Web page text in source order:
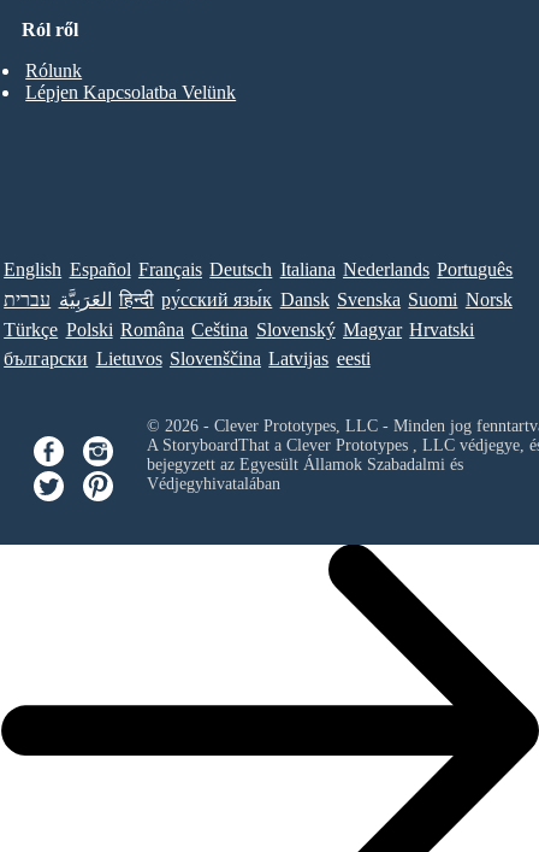
Ról ről
Rólunk
Lépjen Kapcsolatba Velünk
English Español Français Deutsch Italiana Nederlands Português
עברית العَرَبِيَّة हिन्दी ру́сский язы́к Dansk Svenska Suomi Norsk
Türkçe Polski Româna Ceština Slovenský Magyar Hrvatski
български Lietuvos Slovenščina Latvijas eesti
© 2026 - Clever Prototypes, LLC - Minden jog
A StoryboardThat a Clever Prototypes , LLCvédjegye,
bejegyzett az Egyesült Államok Szabadalmi és
Védjegyhivatalában